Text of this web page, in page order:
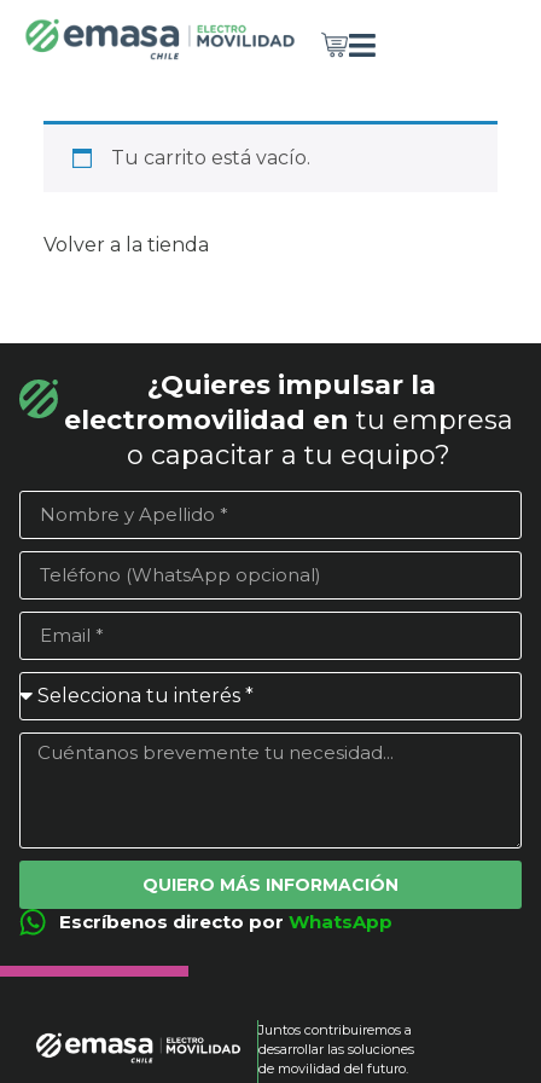
Tu carrito está vacío.
Volver a la tienda
¿Quieres impulsar la
electromovilidad en tu empresa
o capacitar a tu equipo?
QUIERO MÁS INFORMACIÓN
Escríbenos directo por WhatsApp
Juntos contribuiremos a
desarrollar las soluciones
de movilidad del futuro.